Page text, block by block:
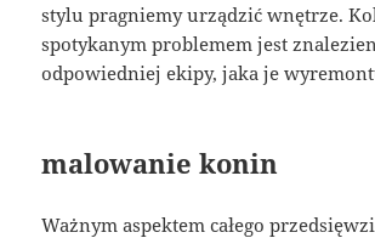
stylu pragniemy urządzić wnętrze.
spotykanym problemem jest
odpowiedniej ekipy, jaka je
malowanie konin
Ważnym aspektem całego